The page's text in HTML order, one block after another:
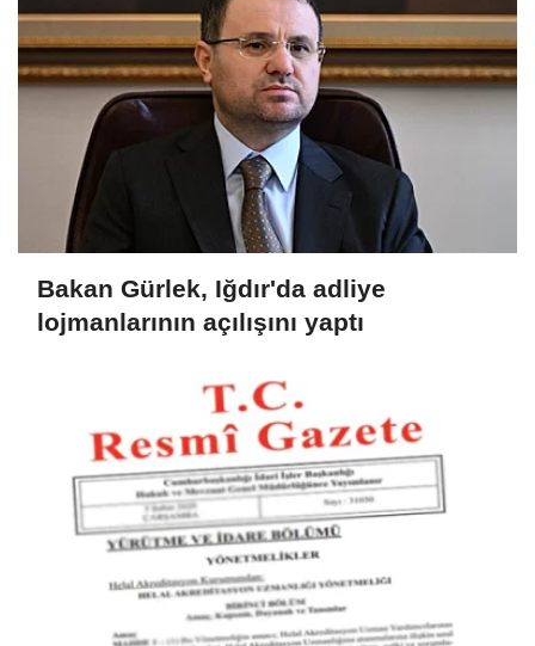
Bakan Gürlek, Iğdır'da adliye
lojmanlarının açılışını yaptı